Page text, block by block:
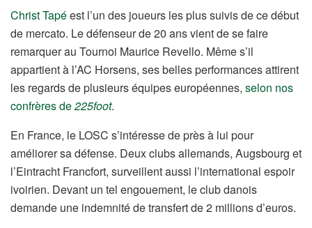
Christ Tapéest l’un des joueurs les plus suivis de ce début
de mercato. Le défenseur de 20 ans vient de se faire
remarquer au Tournoi Maurice Revello. Même s’il
appartient à l’AC Horsens, ses belles performances attirent
les regards de plusieurs équipes européennes, selon nos
confrères de225foot.
En France, le LOSC s’intéresse de près à lui pour
améliorer sa défense. Deux clubs allemands, Augsbourg et
l’Eintracht Francfort, surveillent aussi l’international espoir
ivoirien. Devant un tel engouement, le club danois
demande une indemnité de transfert de 2 millions d’euros.